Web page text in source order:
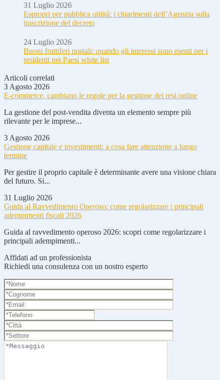
31 Luglio 2026
Espropri per pubblica utilità: i chiarimenti dell’Agenzia sulla
trascrizione del decreto
24 Luglio 2026
Buoni fruttiferi postali: quando gli interessi sono esenti per i
residenti nei Paesi white list
Articoli correlati
3 Agosto 2026
E-commerce, cambiano le regole per la gestione dei resi online
La gestione del post-vendita diventa un elemento sempre più
rilevante per le imprese...
3 Agosto 2026
Gestione capitale e investimenti: a cosa fare attenzione a lungo
termine
Per gestire il proprio capitale è determinante avere una visione chiara
del futuro. Si...
31 Luglio 2026
Guida al Ravvedimento Operoso: come regolarizzare i principali
adempimenti fiscali 2026
Guida al ravvedimento operoso 2026: scopri come regolarizzare i
principali adempimenti...
Affidati ad un professionista
Richiedi una consulenza con un nostro esperto